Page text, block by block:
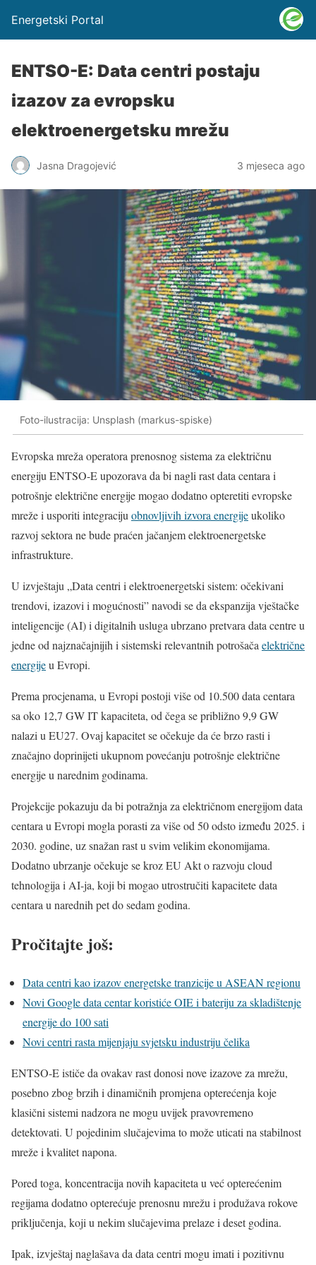
Energetski Portal
ENTSO-E: Data centri postaju
izazov za evropsku
elektroenergetsku mrežu
Jasna Dragojević 3 mjeseca ago
Foto-ilustracija: Unsplash (markus-spiske)
Evropska mreža operatora prenosnog sistema za električnu
energiju ENTSO-E upozorava da bi nagli rast data centara i
potrošnje električne energije mogao dodatno opteretiti evropske
mreže i usporiti integracijuobnovljivih izvora energijeukoliko
razvoj sektora ne bude praćen jačanjem elektroenergetske
infrastrukture.
U izvještaju „Data centri i elektroenergetski sistem: očekivani
trendovi, izazovi i mogućnosti” navodi se da ekspanzija vještačke
inteligencije (AI) i digitalnih usluga ubrzano pretvara data centre u
jedne od najznačajnijih i sistemski relevantnih potrošačaelektrične
energijeu Evropi.
Prema procjenama, u Evropi postoji više od 10.500 data centara
sa oko 12,7 GW IT kapaciteta, od čega se približno 9,9 GW
nalazi u EU27. Ovaj kapacitet se očekuje da će brzo rasti i
značajno doprinijeti ukupnom povećanju potrošnje električne
energije u narednim godinama.
Projekcije pokazuju da bi potražnja za električnom energijom data
centara u Evropi mogla porasti za više od 50 odsto između 2025. i
2030. godine, uz snažan rast u svim velikim ekonomijama.
Dodatno ubrzanje očekuje se kroz EU Akt o razvoju cloud
tehnologija i AI-ja, koji bi mogao utrostručiti kapacitete data
centara u narednih pet do sedam godina.
Pročitajte još:
Data centri kao izazov energetske tranzicije u ASEAN regionu
Novi Google data centar koristiće OIE i bateriju za skladištenje
energije do 100 sati
Novi centri rasta mijenjaju svjetsku industriju čelika
ENTSO-E ističe da ovakav rast donosi nove izazove za mrežu,
posebno zbog brzih i dinamičnih promjena opterećenja koje
klasični sistemi nadzora ne mogu uvijek pravovremeno
detektovati. U pojedinim slučajevima to može uticati na stabilnost
mreže i kvalitet napona.
Pored toga, koncentracija novih kapaciteta u već opterećenim
regijama dodatno opterećuje prenosnu mrežu i produžava rokove
priključenja, koji u nekim slučajevima prelaze i deset godina.
Ipak, izvještaj naglašava da data centri mogu imati i pozitivnu